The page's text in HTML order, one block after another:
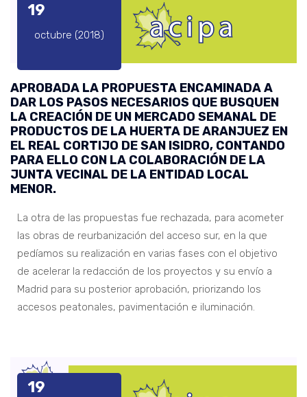
19
octubre (2018)
APROBADA LA PROPUESTA ENCAMINADA A
DAR LOS PASOS NECESARIOS QUE BUSQUEN
LA CREACIÓN DE UN MERCADO SEMANAL DE
PRODUCTOS DE LA HUERTA DE ARANJUEZ EN
EL REAL CORTIJO DE SAN ISIDRO, CONTANDO
PARA ELLO CON LA COLABORACIÓN DE LA
JUNTA VECINAL DE LA ENTIDAD LOCAL
MENOR.
La otra de las propuestas fue rechazada, para acometer
las obras de reurbanización del acceso sur, en la que
pedíamos su realización en varias fases con el objetivo
de acelerar la redacción de los proyectos y su envío a
Madrid para su posterior aprobación, priorizando los
accesos peatonales, pavimentación e iluminación.
19